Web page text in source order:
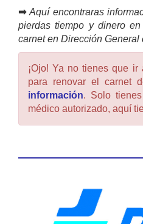
➡ Aquí encontraras
pierdas tiempo y dinero
carnet en Dirección General
¡Ojo! Ya no tienes que
para renovar el carnet
información. Solo
médico autorizado, aquí